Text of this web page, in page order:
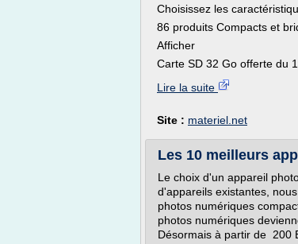
Choisissez les
86 produits Compacts et
Afficher
Carte SD 32 Go offerte du
Lire la suite
Site : materiel.net
Les 10 meilleurs
Le choix d'un appareil
d'appareils existantes,
photos numériques
photos numériques
Désormais à partir de 200